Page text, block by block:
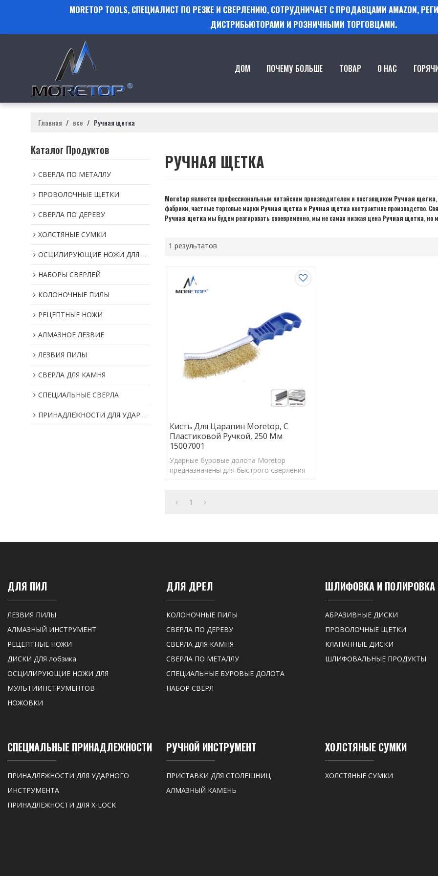
MORETOP TOOLS, СПЕЦИАЛИСТ ПО РЕЗКЕ И СВЕРЛЕНИЮ, СОТРУДНИЧАЕТ С ПРОДАВЦАМИ AMAZON,
ДИСТРИБЬЮТОРАМИ И РОЗНИЧНЫМИ ТОРГОВЦАМИ.
ДОМ ПОЧЕМУ БОЛЬШЕ ТОВАР О НАС
Главная / все / Ручная щетка
Каталог Продуктов
СВЕРЛА ПО МЕТАЛЛУ
ПРОВОЛОЧНЫЕ ЩЕТКИ
СВЕРЛА ПО ДЕРЕВУ
ХОЛСТЯНЫЕ СУМКИ
ОСЦИЛИРУЮЩИЕ НОЖИ ДЛЯ МУЛЬТИИНСТРУМЕНТОВ
НАБОРЫ СВЕРЛЕЙ
КОЛОНОЧНЫЕ ПИЛЫ
РЕЦЕПТНЫЕ НОЖИ
АЛМАЗНОЕ ЛЕЗВИЕ
ЛЕЗВИЯ ПИЛЫ
СВЕРЛА ДЛЯ КАМНЯ
СПЕЦИАЛЬНЫЕ СВЕРЛА
ПРИНАДЛЕЖНОСТИ ДЛЯ УДАРНОГО ИНСТРУМЕНТА
РУЧНАЯ ЩЕТКА
Moretop является профессиональным китайским производителем и поставщиком Ручная щетка
фабрики, частные торговые марки Ручная щеткаи Ручная щеткаконтрактное производство.
Ручная щеткамы будем реагировать своевременно, мы не самая низкая цена Ручная щетка, но
1 результатов
Кисть Для Царапин Moretop, С
Пластиковой Ручкой, 250 Мм
15007001
Ударные буровые долота Moretop
предназначены для быстрого сверления
анкеров.
1
ДЛЯ ПИЛ
ЛЕЗВИЯ ПИЛЫ
АЛМАЗНЫЙ ИНСТРУМЕНТ
РЕЦЕПТНЫЕ НОЖИ
ДИСКИ ДЛЯ лобзика
ОСЦИЛИРУЮЩИЕ НОЖИ ДЛЯ
МУЛЬТИИНСТРУМЕНТОВ
НОЖОВКИ
ДЛЯ ДРЕЛ
КОЛОНОЧНЫЕ ПИЛЫ
СВЕРЛА ПО ДЕРЕВУ
СВЕРЛА ДЛЯ КАМНЯ
СВЕРЛА ПО МЕТАЛЛУ
СПЕЦИАЛЬНЫЕ БУРОВЫЕ ДОЛОТА
НАБОР СВЕРЛ
ШЛИФОВКА И ПОЛИРОВКА
АБРАЗИВНЫЕ ДИСКИ
ПРОВОЛОЧНЫЕ ЩЕТКИ
КЛАПАННЫЕ ДИСКИ
ШЛИФОВАЛЬНЫЕ ПРОДУКТЫ
СПЕЦИАЛЬНЫЕ ПРИНАДЛЕЖНОСТИ
ПРИНАДЛЕЖНОСТИ ДЛЯ УДАРНОГО
ИНСТРУМЕНТА
ПРИНАДЛЕЖНОСТИ ДЛЯ X-LOCK
РУЧНОЙ ИНСТРУМЕНТ
ПРИСТАВКИ ДЛЯ СТОЛЕШНИЦ
АЛМАЗНЫЙ КАМЕНЬ
ХОЛСТЯНЫЕ СУМКИ
ХОЛСТЯНЫЕ СУМКИ